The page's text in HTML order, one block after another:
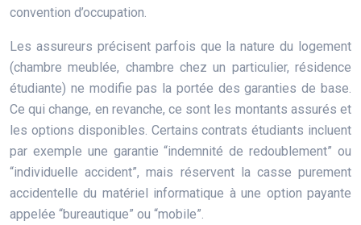
convention d’occupation.
Les assureurs précisent parfois que la nature du logement
(chambre meublée, chambre chez un particulier, résidence
étudiante) ne modifie pas la portée des garanties de base.
Ce qui change, en revanche, ce sont les montants assurés et
les options disponibles. Certains contrats étudiants incluent
par exemple une garantie “indemnité de redoublement” ou
“individuelle accident”, mais réservent la casse purement
accidentelle du matériel informatique à une option payante
appelée “bureautique” ou “mobile”.